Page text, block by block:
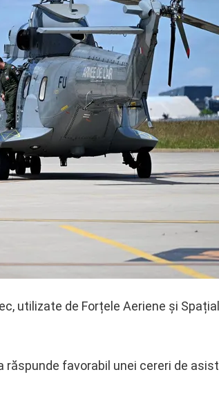
utilizate de Forțele Aeriene și
răspunde favorabil unei cereri de